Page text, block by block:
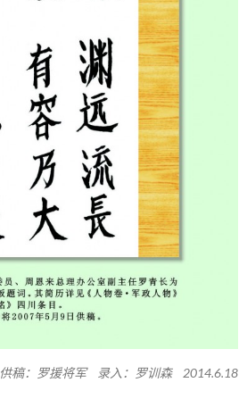
供稿：罗援将军 录入：罗训森 2014.6.18